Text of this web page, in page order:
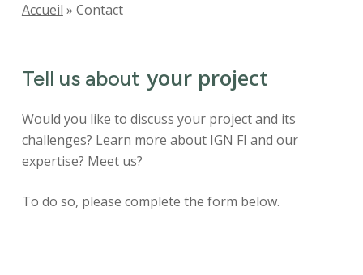
Accueil » Contact
Tell us about your project
Would you like to discuss your project and its
challenges? Learn more about IGN FI and our
expertise? Meet us?
To do so, please complete the form below.